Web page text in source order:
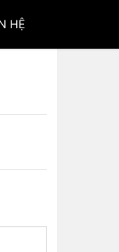
HỆ